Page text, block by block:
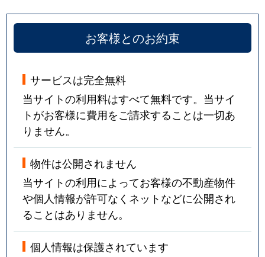
お客様とのお約束
サービスは完全無料
当サイトの利用料はすべて無料です。当サイ
トがお客様に費用をご請求することは一切あ
りません。
物件は公開されません
当サイトの利用によってお客様の不動産物件
や個人情報が許可なくネットなどに公開され
ることはありません。
個人情報は保護されています